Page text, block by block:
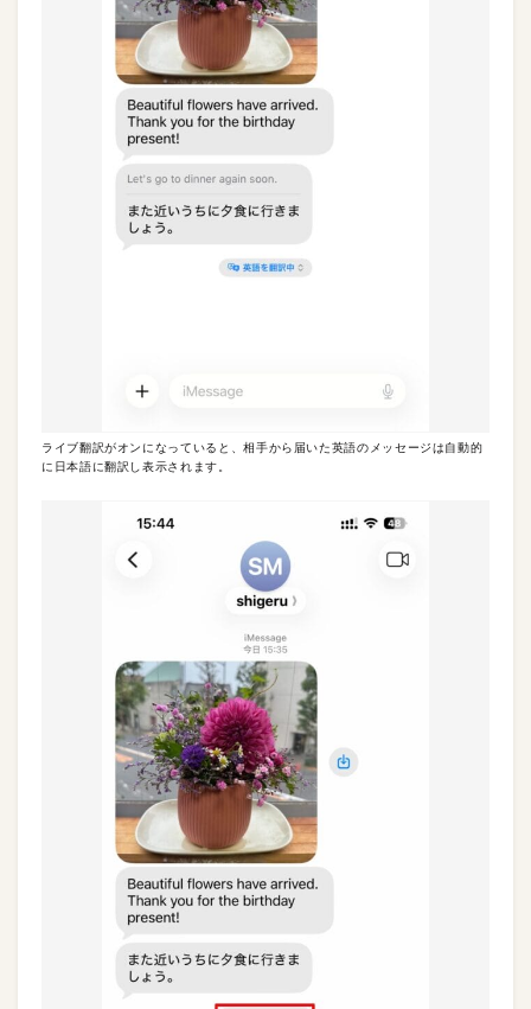
ライブ翻訳がオンになっていると、相手から届いた英語のメッセージは自動的
に日本語に翻訳し表示されます。